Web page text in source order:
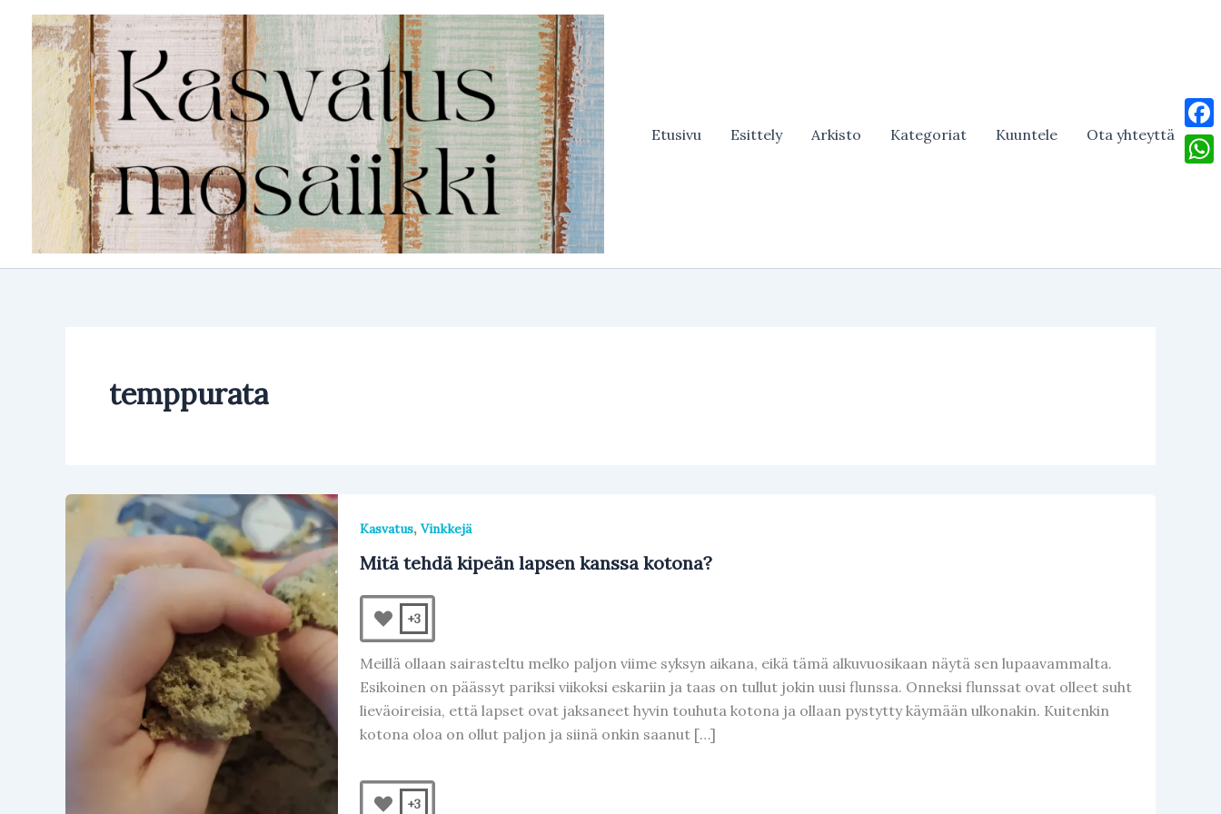
Siirry
sisältöön
Etusivu Esittely Arkisto Kategoriat Kuuntele Ota yhteyttä
temppurata
Kasvatus, Vinkkejä
Mitä tehdä kipeän lapsen kanssa kotona?
+3
Meillä ollaan sairasteltu melko paljon viime syksyn aikana, eikä tämä alkuvuosikaan näytä sen lupaavammalta.
Esikoinen on päässyt pariksi viikoksi eskariin ja taas on tullut jokin uusi flunssa. Onneksi flunssat ovat olleet suht
lieväoireisia, että lapset ovat jaksaneet hyvin touhuta kotona ja ollaan pystytty käymään ulkonakin. Kuitenkin
kotona oloa on ollut paljon ja siinä onkin saanut […]
+3